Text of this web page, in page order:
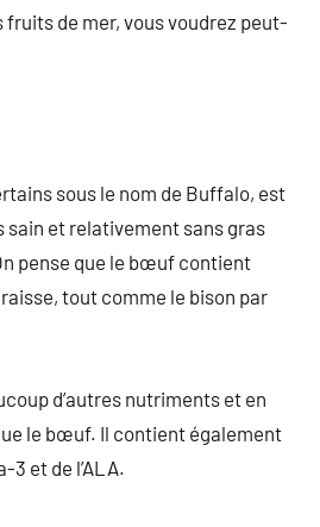
fruits de mer, vous voudrez peut-
sous le nom de Buffalo, est
sain et relativement sans gras
pense que le bœuf contient
tout comme le bison par
d’autres nutriments et en
le bœuf. Il contient également
3 et de l’ALA.